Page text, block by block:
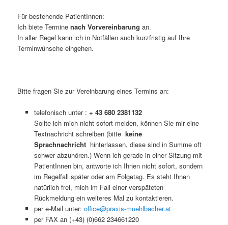
Für bestehende PatientInnen:
Ich biete Terminenach Vorvereinbarung an.
In aller Regel kann ich in Notfällen auch kurzfristig auf Ihre
Terminwünsche eingehen.
Bitte fragen Sie zur Vereinbarung eines Termins an:
telefonisch unter : + 43 680 2381132
Sollte ich mich nicht sofort melden, können Sie mir eine
Textnachricht schreiben (bitte keine
Sprachnachrichthinterlassen, diese sind in Summe oft
schwer abzuhören.) Wenn ich gerade in einer Sitzung mit
PatientInnen bin, antworte ich Ihnen nicht sofort, sondern
im Regelfall später oder am Folgetag. Es steht Ihnen
natürlich frei, mich im Fall einer verspäteten
Rückmeldung ein weiteres Mal zu kontaktieren.
per e-Mail unter: office@praxis-muehlbacher.at
per FAX an (+43) (0)662 234661220